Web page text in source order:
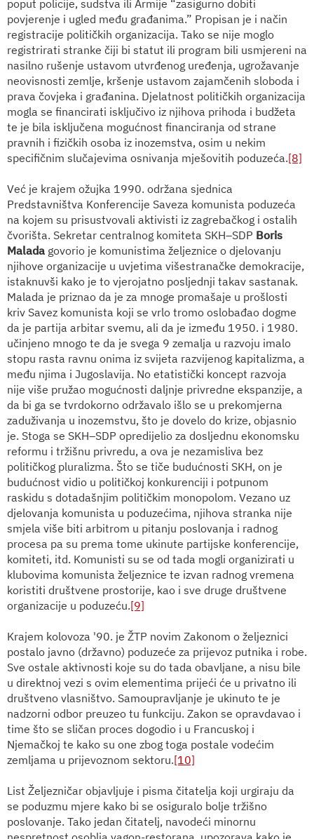
poput policije, sudstva ili Armije “zasigurno dobiti
povjerenje i ugled među građanima.” Propisan je i način
registracije političkih organizacija. Tako se nije moglo
registrirati stranke čiji bi statut ili program bili usmjereni na
nasilno rušenje ustavom utvrđenog uređenja, ugrožavanje
neovisnosti zemlje, kršenje ustavom zajamčenih sloboda i
prava čovjeka i građanina. Djelatnost političkih organizacija
mogla se financirati isključivo iz njihova prihoda i budžeta
te je bila isključena mogućnost financiranja od strane
pravnih i fizičkih osoba iz inozemstva, osim u nekim
specifičnim slučajevima osnivanja mješovitih poduzeća.[8]
Već je krajem ožujka 1990. održana sjednica
Predstavništva Konferencije Saveza komunista poduzeća
na kojem su prisustvovali aktivisti iz zagrebačkog i ostalih
čvorišta. Sekretar centralnog komiteta SKH–SDP Boris
Malada govorio je komunistima željeznice o djelovanju
njihove organizacije u uvjetima višestranačke demokracije,
istaknuvši kako je to vjerojatno posljednji takav sastanak.
Malada je priznao da je za mnoge promašaje u prošlosti
kriv Savez komunista koji se vrlo tromo oslobađao dogme
da je partija arbitar svemu, ali da je između 1950. i 1980.
učinjeno mnogo te da je svega 9 zemalja u razvoju imalo
stopu rasta ravnu onima iz svijeta razvijenog kapitalizma, a
među njima i Jugoslavija. No etatistički koncept razvoja
nije više pružao mogućnosti daljnje privredne ekspanzije, a
da bi ga se tvrdokorno održavalo išlo se u prekomjerna
zaduživanja u inozemstvu, što je dovelo do krize, objasnio
je. Stoga se SKH–SDP opredijelio za dosljednu ekonomsku
reformu i tržišnu privredu, a ova je nezamisliva bez
političkog pluralizma. Što se tiče budućnosti SKH, on je
budućnost vidio u političkoj konkurenciji i potpunom
raskidu s dotadašnjim političkim monopolom. Vezano uz
djelovanja komunista u poduzećima, njihova stranka nije
smjela više biti arbitrom u pitanju poslovanja i radnog
procesa pa su prema tome ukinute partijske konferencije,
komiteti, itd. Komunisti su se od tada mogli organizirati u
klubovima komunista željeznice te izvan radnog vremena
koristiti društvene prostorije, kao i sve druge društvene
organizacije u poduzeću.[9]
Krajem kolovoza '90. je ŽTP novim Zakonom o željeznici
postalo javno (državno) poduzeće za prijevoz putnika i robe.
Sve ostale aktivnosti koje su do tada obavljane, a nisu bile
u direktnoj vezi s ovim elementima prijeći će u privatno ili
društveno vlasništvo. Samoupravljanje je ukinuto te je
nadzorni odbor preuzeo tu funkciju. Zakon se opravdavao i
time što se sličan proces dogodio i u Francuskoj i
Njemačkoj te kako su one zbog toga postale vodećim
zemljama u prijevoznom sektoru.[10]
List Željezničar objavljuje i pisma čitatelja koji urgiraju da
se poduzmu mjere kako bi se osiguralo bolje tržišno
poslovanje. Tako jedan čitatelj, navodeći minornu